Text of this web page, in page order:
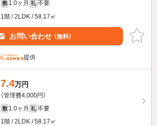
敷 1.0ヶ月 礼 不要
1階 / 2LDK / 58.17㎡
お問い合わせ （無料）
提供
7.4万円
（管理費4,000円）
敷 1.0ヶ月 礼 不要
1階 / 2LDK / 58.17㎡